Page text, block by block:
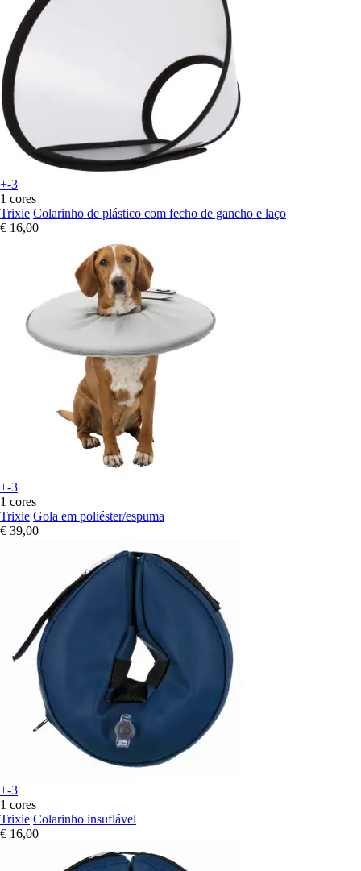
+-3
1 cores
Trixie Colarinho de plástico com fecho de gancho e laço
€ 16,00
+-3
1 cores
Trixie Gola em poliéster/espuma
€ 39,00
+-3
1 cores
Trixie Colarinho insuflável
€ 16,00